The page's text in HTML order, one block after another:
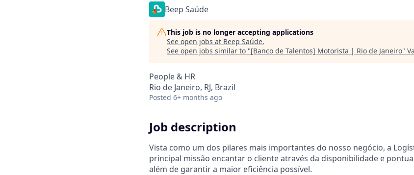
Beep Saúde
This job is no longer accepting applications
See open jobs at Beep Saúde.
See open jobs similar to "[Banco de Talentos] Motorista | Rio de Janeiro"
People & HR
Rio de Janeiro, RJ, Brazil
Posted 6+ months ago
Job description
Vista como um dos pilares mais importantes do nosso negócio, a
principal missão encantar o cliente através da disponibilidade e
além de garantir a maior eficiência possível.